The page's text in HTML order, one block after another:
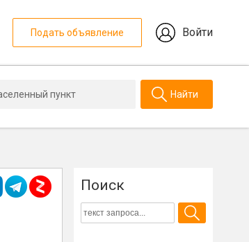
Подать объявление Войти
Найти
Поиск